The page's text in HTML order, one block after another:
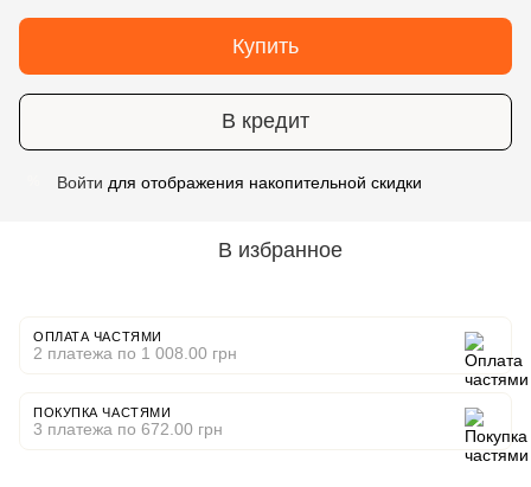
Купить
В кредит
Войти для отображения накопительной скидки
В избранное
ОПЛАТА ЧАСТЯМИ
2 платежа по 1 008.00 грн
ПОКУПКА ЧАСТЯМИ
3 платежа по 672.00 грн